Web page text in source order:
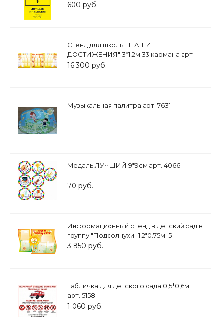
600 руб.
Стенд для школы "НАШИ
ДОСТИЖЕНИЯ" 3*1,2м 33 кармана арт
3657
16 300 руб.
Музыкальная палитра арт. 7631
Медаль ЛУЧШИЙ 9*9см арт. 4066
70 руб.
Информационный стенд в детский сад в
группу "Подсолнухи" 1,2*0,75м. 5
карманов А4 арт. ДС1040
3 850 руб.
Табличка для детского сада 0,5*0,6м
арт. 5158
1 060 руб.